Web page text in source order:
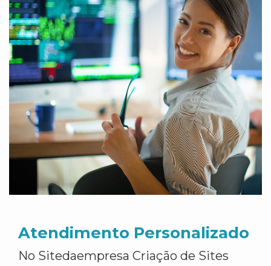
Atendimento Personalizado
No Sitedaempresa Criação de Sites